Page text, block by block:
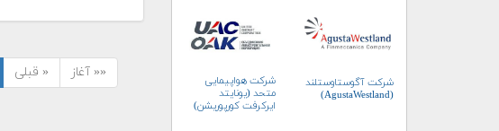
شرکت آگوستاوستلند
(AgustaWestland)
شرکت هواپیمایی
متحد (یونایتد
ایرکرفت کورپوریشن)
«« آغاز « قبلی